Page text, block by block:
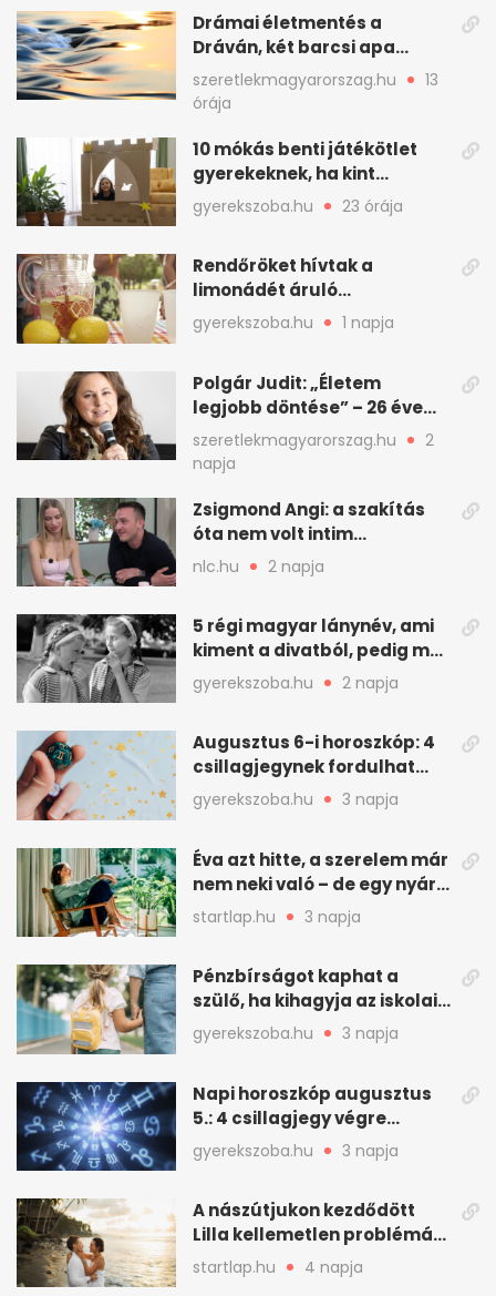
Drámai életmentés a
Dráván, két barcsi apa
ugrott a fuldokló anya és
lánya után
szeretlekmagyarorszag.hu
13
órája
10 mókás benti játékötlet
gyerekeknek, ha kint
elviselhetetlen a hőség
gyerekszoba.hu 23 órája
Rendőröket hívtak a
limonádét áruló
kiskamaszokra zsebpénzért
gyerekszoba.hu 1 napja
Polgár Judit: „Életem
legjobb döntése” – 26 éve
férjével ünnepel
szeretlekmagyarorszag.hu
2
napja
Zsigmond Angi: a szakítás
óta nem volt intim
kapcsolata senkivel
nlc.hu 2 napja
5 régi magyar lánynév, ami
kiment a divatból, pedig ma
is szép
gyerekszoba.hu 2 napja
Augusztus 6-i horoszkóp: 4
csillagjegynek fordulhat
nagyot a nap
gyerekszoba.hu 3 napja
Éva azt hitte, a szerelem már
nem neki való – de egy nyári
hétvége mindent
megváltoztatott
startlap.hu 3 napja
Pénzbírságot kaphat a
szülő, ha kihagyja az iskolai
fogadóórát
gyerekszoba.hu 3 napja
Napi horoszkóp augusztus
5.: 4 csillagjegy végre
szerencsés napot fog ki
gyerekszoba.hu 3 napja
A nászútjukon kezdődött
Lilla kellemetlen problémája
- így mentették meg a
romantikus utazást
startlap.hu 4 napja